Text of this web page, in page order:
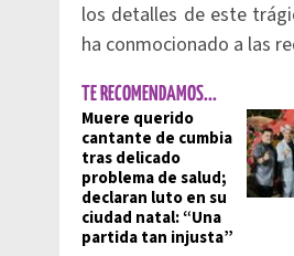
los detalles de este
ha conmocionado a las
TE RECOMENDAMOS...
Muere querido
cantante de cumbia
tras delicado
problema de salud;
declaran luto en su
ciudad natal: “Una
partida tan injusta”